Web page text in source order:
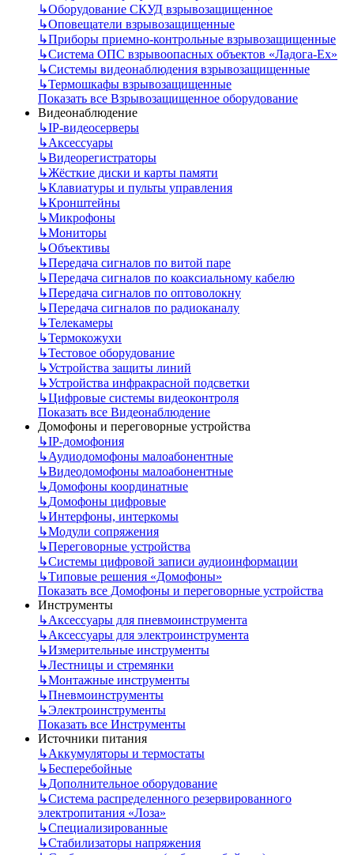
↳Оборудование СКУД взрывозащищенное
↳Оповещатели взрывозащищенные
↳Приборы приемно-контрольные взрывозащищенные
↳Система ОПС взрывоопасных объектов «Ладога-Ex»
↳Системы видеонаблюдения взрывозащищенные
↳Термошкафы взрывозащищенные
Показать все Взрывозащищенное оборудование
Видеонаблюдение
↳IP-видеосерверы
↳Аксессуары
↳Видеорегистраторы
↳Жёсткие диски и карты памяти
↳Клавиатуры и пульты управления
↳Кронштейны
↳Микрофоны
↳Мониторы
↳Объективы
↳Передача сигналов по витой паре
↳Передача сигналов по коаксиальному кабелю
↳Передача сигналов по оптоволокну
↳Передача сигналов по радиоканалу
↳Телекамеры
↳Термокожухи
↳Тестовое оборудование
↳Устройства защиты линий
↳Устройства инфракрасной подсветки
↳Цифровые системы видеоконтроля
Показать все Видеонаблюдение
Домофоны и переговорные устройства
↳IP-домофония
↳Аудиодомофоны малоабонентные
↳Видеодомофоны малоабонентные
↳Домофоны координатные
↳Домофоны цифровые
↳Интерфоны, интеркомы
↳Модули сопряжения
↳Переговорные устройства
↳Системы цифровой записи аудиоинформации
↳Типовые решения «Домофоны»
Показать все Домофоны и переговорные устройства
Инструменты
↳Аксессуары для пневмоинструмента
↳Аксессуары для электроинструмента
↳Измерительные инструменты
↳Лестницы и стремянки
↳Монтажные инструменты
↳Пневмоинструменты
↳Электроинструменты
Показать все Инструменты
Источники питания
↳Аккумуляторы и термостаты
↳Бесперебойные
↳Дополнительное оборудование
↳Система распределенного резервированного
электропитания «Лоза»
↳Специализированные
↳Стабилизаторы напряжения